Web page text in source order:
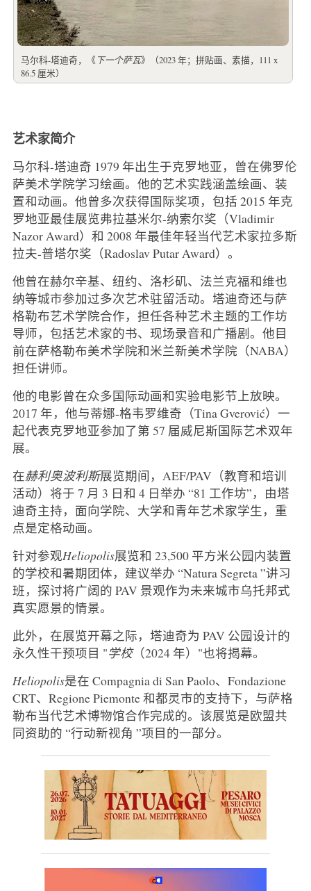
马尔科-塔迪奇，《 下一个萨瓦》（2023 年；拼贴画、素描，111 x
86.5 厘米）
艺术家简介
马尔科-塔迪奇 1979 年出生于克罗地亚，曾在佛罗伦
萨美术学院学习绘画。他的艺术实践涵盖绘画、装
置和动画。他曾多次获得国际奖项，包括 2015 年克
罗地亚最佳展览弗拉基米尔-纳索尔奖（Vladimir
Nazor Award）和 2008 年最佳年轻当代艺术家拉多斯
拉夫-普塔尔奖（Radoslav Putar Award）。
他曾在赫尔辛基、纽约、洛杉矶、法兰克福和维也
纳等城市参加过多次艺术驻留活动。塔迪奇还与萨
格勒布艺术学院合作，担任各种艺术主题的工作坊
导师，包括艺术家的书、现场录音和广播剧。他目
前在萨格勒布美术学院和米兰新美术学院（NABA）
担任讲师。
他的电影曾在众多国际动画和实验电影节上放映。
2017 年，他与蒂娜-格韦罗维奇（Tina Gverović）一
起代表克罗地亚参加了第 57 届威尼斯国际艺术双年
展。
在赫利奥波利斯展览期间，AEF/PAV（教育和培训
活动）将于 7 月 3 日和 4 日举办 “81 工作坊”，由塔
迪奇主持，面向学院、大学和青年艺术家学生，重
点是定格动画。
针对参观Heliopolis展览和 23,500 平方米公园内装置
的学校和暑期团体，建议举办 “Natura Segreta ”讲习
班，探讨将广阔的 PAV 景观作为未来城市乌托邦式
真实愿景的情景。
此外，在展览开幕之际，塔迪奇为 PAV 公园设计的
永久性干预项目 "学校（2024 年）"也将揭幕。
Heliopolis是在 Compagnia di San Paolo、Fondazione
CRT、Regione Piemonte 和都灵市的支持下，与萨格
勒布当代艺术博物馆合作完成的。该展览是欧盟共
同资助的 “行动新视角 ”项目的一部分。